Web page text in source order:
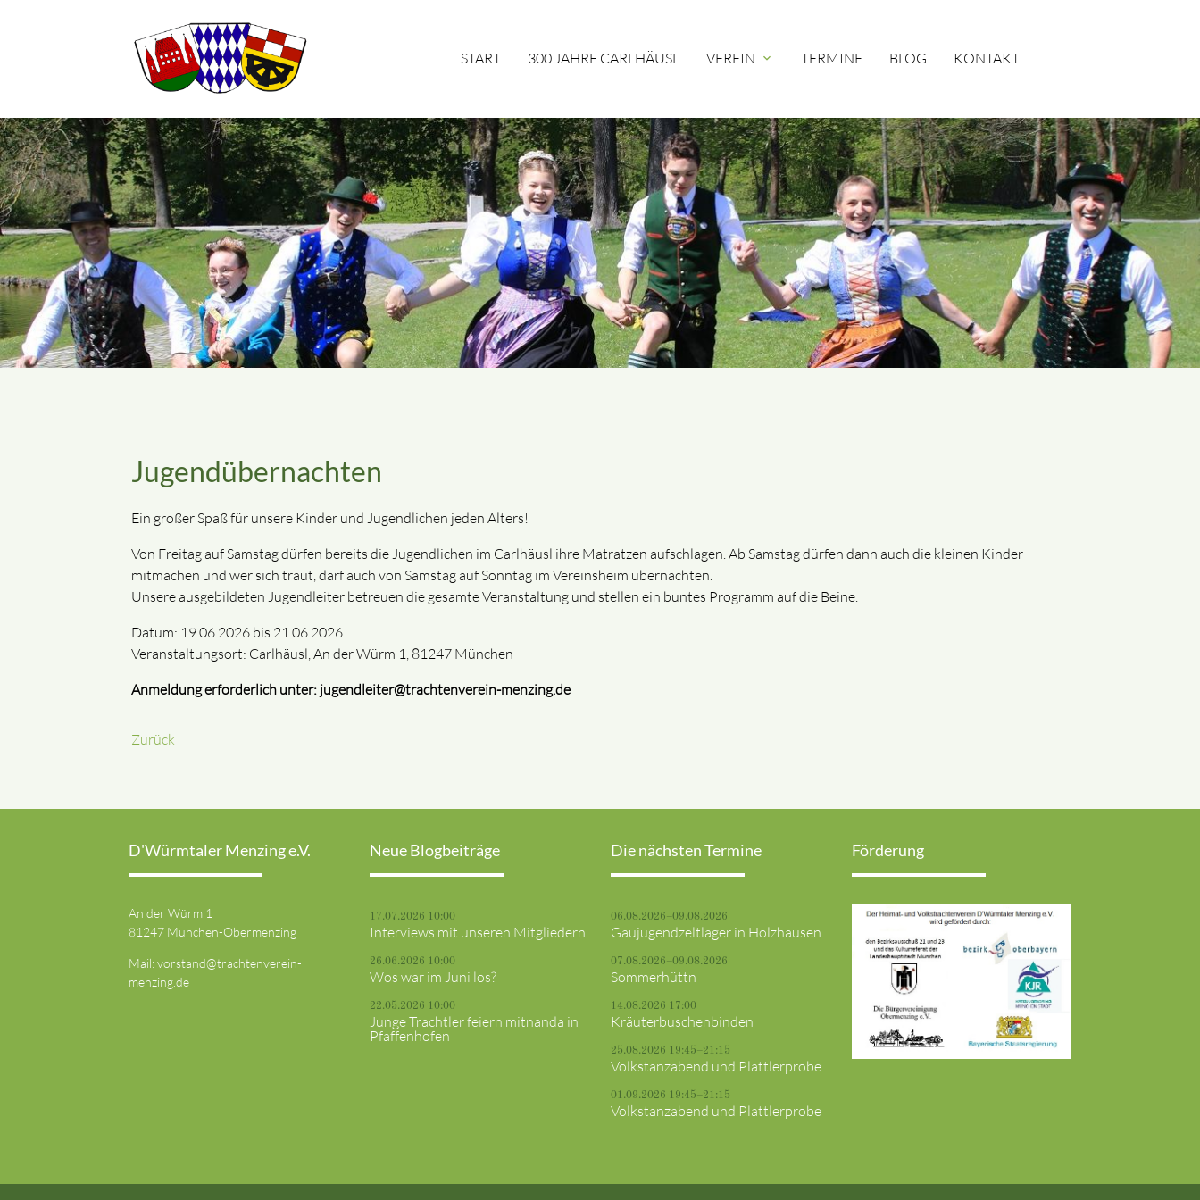
START 300 JAHRE CARLHÄUSL VEREIN expand_more TERMINE BLOG KONTAKT
Suchbegriffe SUCHEN
Jugendübernachten
Ein großer Spaß für unsere Kinder und Jugendlichen jeden Alters!
Von Freitag auf Samstag dürfen bereits die Jugendlichen im Carlhäusl ihre Matratzen aufschlagen. Ab Samstag dürfen dann auch die kleinen Kinder
mitmachen und wer sich traut, darf auch von Samstag auf Sonntag im Vereinsheim übernachten.
Unsere ausgebildeten Jugendleiter betreuen die gesamte Veranstaltung und stellen ein buntes Programm auf die Beine.
Datum: 19.06.2026 bis 21.06.2026
Veranstaltungsort: Carlhäusl, An der Würm 1, 81247 München
Anmeldung erforderlich unter: jugendleiter@trachtenverein-menzing.de
Zurück
D'Würmtaler Menzing e.V.
An der Würm 1
81247 München-Obermenzing
Mail:vorstand@trachtenverein-
menzing.de
Neue Blogbeiträge
17.07.2026 10:00
Interviews mit unseren Mitgliedern
26.06.2026 10:00
Wos war im Juni los?
22.05.2026 10:00
Junge Trachtler feiern mitnanda in
Pfaffenhofen
Die nächsten Termine
06.08.2026–09.08.2026
Gaujugendzeltlager in Holzhausen
07.08.2026–09.08.2026
Sommerhüttn
14.08.2026 17:00
Kräuterbuschenbinden
25.08.2026 19:45–21:15
Volkstanzabend und Plattlerprobe
01.09.2026 19:45–21:15
Volkstanzabend und Plattlerprobe
Förderung